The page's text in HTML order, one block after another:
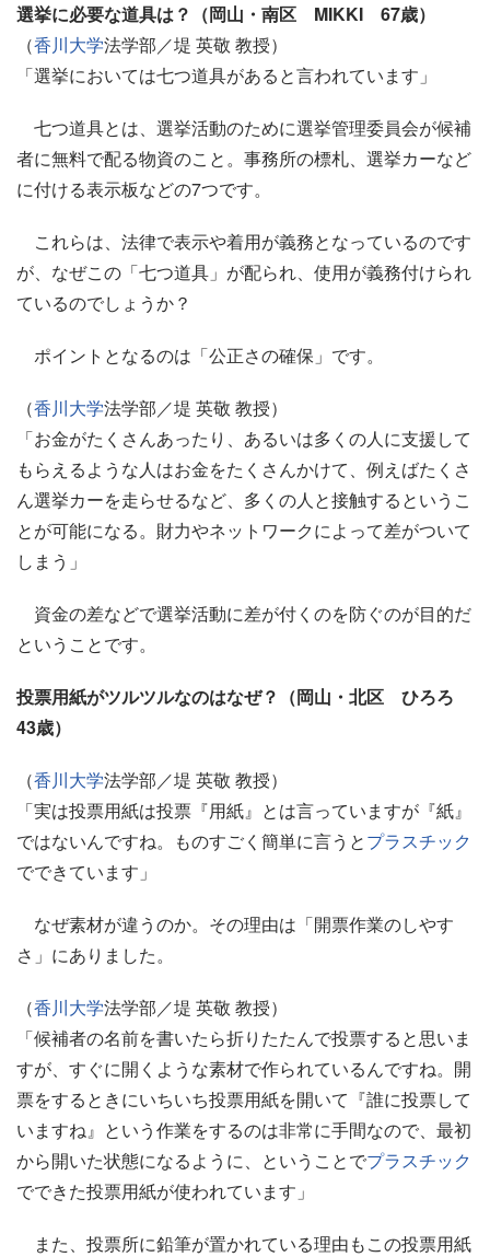
選挙に必要な道具は？（岡山・南区 MIKKI 67歳）
（香川大学法学部／堤 英敬 教授）
「選挙においては七つ道具があると言われています」
七つ道具とは、選挙活動のために選挙管理委員会が候補
者に無料で配る物資のこと。事務所の標札、選挙カーなど
に付ける表示板などの7つです。
これらは、法律で表示や着用が義務となっているのです
が、なぜこの「七つ道具」が配られ、使用が義務付けられ
ているのでしょうか？
ポイントとなるのは「公正さの確保」です。
（香川大学法学部／堤 英敬 教授）
「お金がたくさんあったり、あるいは多くの人に支援して
もらえるような人はお金をたくさんかけて、例えばたくさ
ん選挙カーを走らせるなど、多くの人と接触するというこ
とが可能になる。財力やネットワークによって差がついて
しまう」
資金の差などで選挙活動に差が付くのを防ぐのが目的だ
ということです。
投票用紙がツルツルなのはなぜ？（岡山・北区 ひろろ
43歳）
（香川大学法学部／堤 英敬 教授）
「実は投票用紙は投票『用紙』とは言っていますが『紙』
ではないんですね。ものすごく簡単に言うとプラスチック
でできています」
なぜ素材が違うのか。その理由は「開票作業のしやす
さ」にありました。
（香川大学法学部／堤 英敬 教授）
「候補者の名前を書いたら折りたたんで投票すると思いま
すが、すぐに開くような素材で作られているんですね。開
票をするときにいちいち投票用紙を開いて『誰に投票して
いますね』という作業をするのは非常に手間なので、最初
から開いた状態になるように、ということでプラスチック
でできた投票用紙が使われています」
また、投票所に鉛筆が置かれている理由もこの投票用紙